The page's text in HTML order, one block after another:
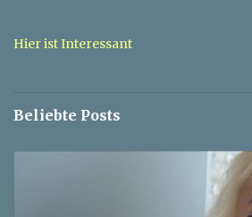
a
r
Hier ist Interessant
Beliebte Posts